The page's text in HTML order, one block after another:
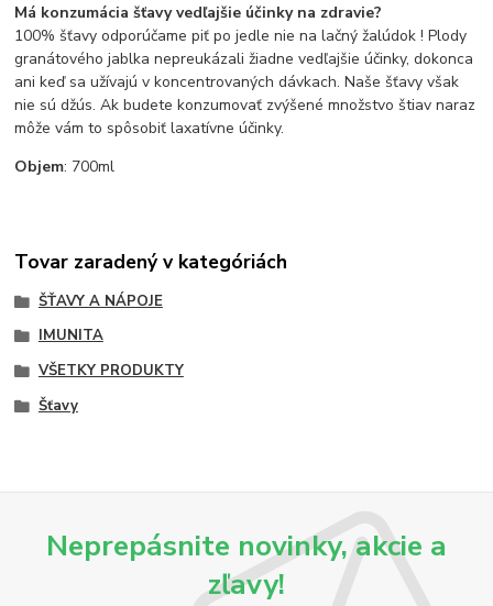
Má konzumácia šťavy vedľajšie účinky na zdravie?
100% šťavy odporúčame piť po jedle nie na lačný žalúdok ! Plody
granátového jablka nepreukázali žiadne vedľajšie účinky, dokonca
ani keď sa užívajú v koncentrovaných dávkach. Naše šťavy však
nie sú džús. Ak budete konzumovať zvýšené množstvo štiav naraz
môže vám to spôsobiť laxatívne účinky.
Objem: 700ml
Tovar zaradený v kategóriách
ŠŤAVY A NÁPOJE
IMUNITA
VŠETKY PRODUKTY
Šťavy
Neprepásnite novinky, akcie a
zľavy!